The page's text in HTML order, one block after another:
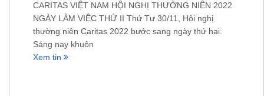
CARITAS VIỆT NAM HỘI NGHỊ THƯỜNG NIÊN 2022
NGÀY LÀM VIỆC THỨ II Thứ Tư 30/11, Hội nghị
thường niên Caritas 2022 bước sang ngày thứ hai.
Sáng nay khuôn
Xem tin